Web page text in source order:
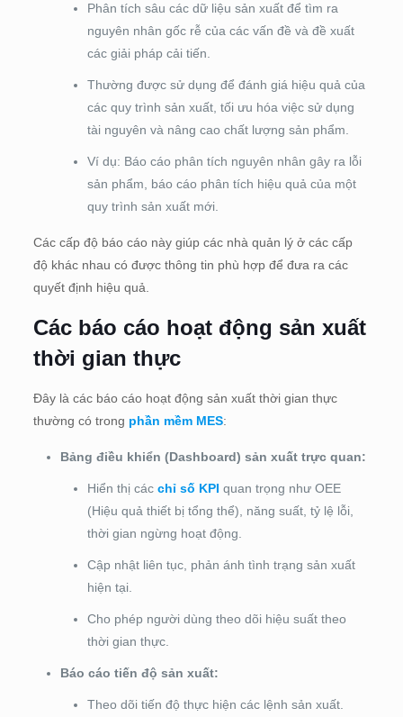
Phân tích sâu các dữ liệu sản xuất để tìm ra
nguyên nhân gốc rễ của các vấn đề và đề xuất
các giải pháp cải tiến.
Thường được sử dụng để đánh giá hiệu quả của
các quy trình sản xuất, tối ưu hóa việc sử dụng
tài nguyên và nâng cao chất lượng sản phẩm.
Ví dụ: Báo cáo phân tích nguyên nhân gây ra lỗi
sản phẩm, báo cáo phân tích hiệu quả của một
quy trình sản xuất mới.
Các cấp độ báo cáo này giúp các nhà quản lý ở các cấp
độ khác nhau có được thông tin phù hợp để đưa ra các
quyết định hiệu quả.
Các báo cáo hoạt động sản xuất
thời gian thực
Đây là các báo cáo hoạt động sản xuất thời gian thực
thường có trong phần mềm MES:
Bảng điều khiển (Dashboard) sản xuất trực quan:
Hiển thị các chỉ số KPI quan trọng như OEE
(Hiệu quả thiết bị tổng thể), năng suất, tỷ lệ lỗi,
thời gian ngừng hoạt động.
Cập nhật liên tục, phản ánh tình trạng sản xuất
hiện tại.
Cho phép người dùng theo dõi hiệu suất theo
thời gian thực.
Báo cáo tiến độ sản xuất:
Theo dõi tiến độ thực hiện các lệnh sản xuất.